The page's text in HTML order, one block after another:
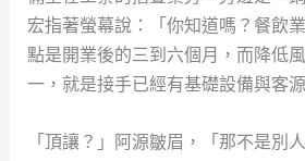
宏指著螢幕說：「你知道嗎？餐飲
點是開業後的三到六個月，而降低
一，就是接手已經有基礎設備與客
「頂讓？」阿源皺眉，「那不是別